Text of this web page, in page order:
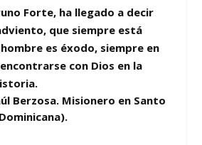
Forte, ha llegado a decir
que siempre está
es éxodo, siempre en
con Dios en la
Berzosa. Misionero en Santo